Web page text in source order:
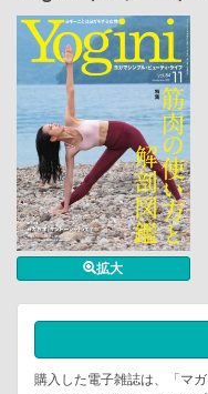
拡大
購入した電子雑誌は、「マ